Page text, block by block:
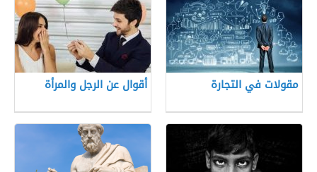
مقولات في التجارة أقوال عن الرجل والمرأة